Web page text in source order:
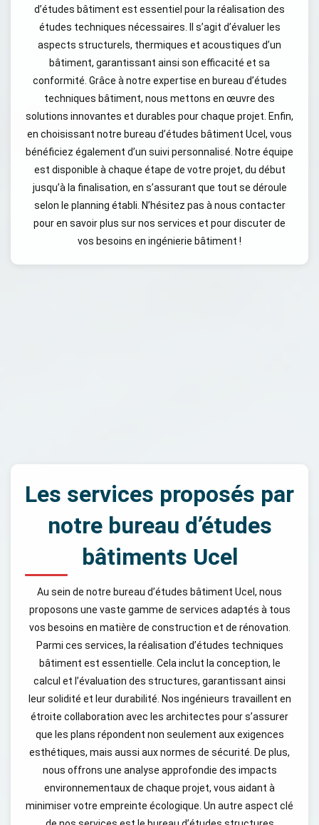
d’études bâtiment est essentiel pour la réalisation des
études techniques nécessaires. Il s’agit d’évaluer les
aspects structurels, thermiques et acoustiques d’un
bâtiment, garantissant ainsi son efficacité et sa
conformité. Grâce à notre expertise en bureau d’études
techniques bâtiment, nous mettons en œuvre des
solutions innovantes et durables pour chaque projet. Enfin,
en choisissant notre bureau d’études bâtiment Ucel, vous
bénéficiez également d’un suivi personnalisé. Notre équipe
est disponible à chaque étape de votre projet, du début
jusqu’à la finalisation, en s’assurant que tout se déroule
selon le planning établi. N’hésitez pas à nous contacter
pour en savoir plus sur nos services et pour discuter de
vos besoins en ingénierie bâtiment !
Les services proposés par
notre bureau d’études
bâtiments Ucel
Au sein de notre bureau d’études bâtiment Ucel, nous
proposons une vaste gamme de services adaptés à tous
vos besoins en matière de construction et de rénovation.
Parmi ces services, la réalisation d’études techniques
bâtiment est essentielle. Cela inclut la conception, le
calcul et l’évaluation des structures, garantissant ainsi
leur solidité et leur durabilité. Nos ingénieurs travaillent en
étroite collaboration avec les architectes pour s’assurer
que les plans répondent non seulement aux exigences
esthétiques, mais aussi aux normes de sécurité. De plus,
nous offrons une analyse approfondie des impacts
environnementaux de chaque projet, vous aidant à
minimiser votre empreinte écologique. Un autre aspect clé